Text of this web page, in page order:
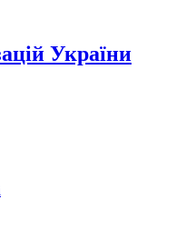
України